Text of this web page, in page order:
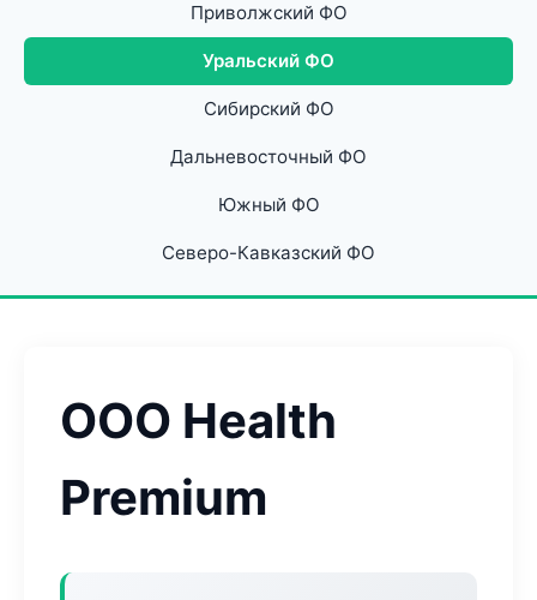
Приволжский ФО
Уральский ФО
Сибирский ФО
Дальневосточный ФО
Южный ФО
Северо-Кавказский ФО
ООО Health
Premium